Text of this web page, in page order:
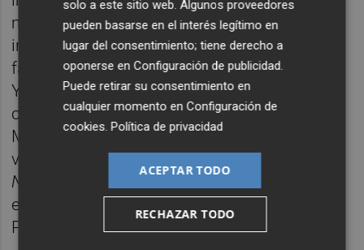
mucho Edgar Pêra. La capacidad y la
intuición con la que consigue generar esa
fascinación por la imagen nos ha prendado.
Y aunque hemos visto la gran mayoría del
ciclo retrospectiva que ha propuesto La
Mostra codo con codo con él, sobre todo
venía con una nueva película bajo el brazo,
Não Sou Nada – The Nothingness Club
explora la mente y la obra de Fernando
Pessoa, el célebre poeta portugués.
solo a este sitio web. Algunos proveedores
pueden basarse en el interés legítimo en
lugar del consentimiento; tiene derecho a
oponerse enConfiguración de publicidad.
Puede retirar su consentimiento en
cualquier momento enConfiguración de
cookies.Política de privacidad
ACEPTAR TODO
RECHAZAR TODO